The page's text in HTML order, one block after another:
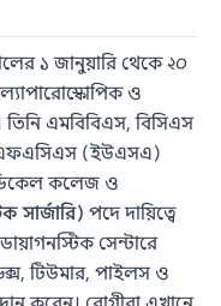
১ জানুয়ারি থেকে২০
ও
তিনি এমবিবিএস, বিসিএস
এফএসিএস (ইউএসএ)
কলেজ ও
সার্জারি) পদে দায়িত্বে
সেন্টারে
টিউমার, পাইলস ও